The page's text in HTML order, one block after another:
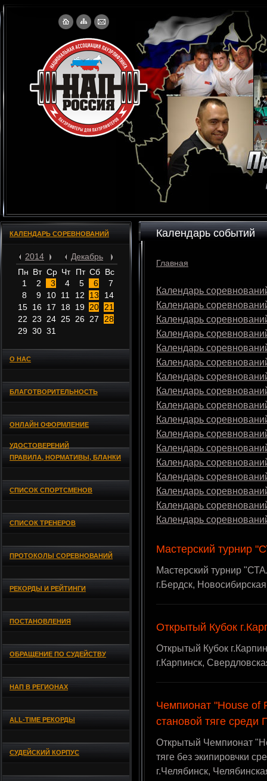
КАЛЕНДАРЬ СОРЕВНОВАНИЙ
2014
Декабрь
Пн Вт Ср Чт Пт Сб Вс
1
2 3 4 5 6
7
8
9 10 11 12 13
14
15 16 17 18 19 20
21
22
23 24 25 26 27
28
29 30 31
О НАС
БЛАГОТВОРИТЕЛЬНОСТЬ
ОНЛАЙН ОФОРМЛЕНИЕ
УДОСТОВЕРЕНИЙ
ПРАВИЛА, НОРМАТИВЫ, БЛАНКИ
СПИСОК СПОРТСМЕНОВ
СПИСОК ТРЕНЕРОВ
ПРОТОКОЛЫ СОРЕВНОВАНИЙ
РЕКОРДЫ И РЕЙТИНГИ
ПОСТАНОВЛЕНИЯ
ОБРАЩЕНИЕ ПО СУДЕЙСТВУ
НАП В РЕГИОНАХ
ALL-TIME РЕКОРДЫ
СУДЕЙСКИЙ КОРПУС
Календарь событий
Главная
Календарь
Календарь
Календарь
Календарь
Календарь
Календарь
Календарь
Календарь
Календарь
Календарь
Календарь
Календарь
Календарь
Календарь
Календарь
Календарь
Календарь
Мастерский турнир
Мастерский турнир
г.Бердск,
Открытый Кубок
Открытый Кубок
г.Карпинск,
Чемпионат "House of
становой тяге среди
Открытый Чемпионат
тяге без экипировчки
г.Челябинск,